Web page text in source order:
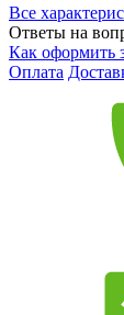
Все
Ответы на
Как оформить
Оплата